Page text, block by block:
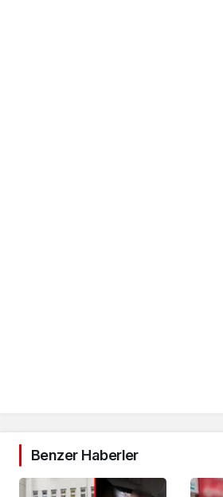
Benzer Haberler